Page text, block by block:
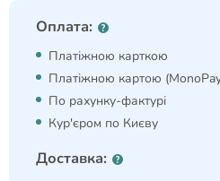
Оплата:
Платіжною карткою
Платіжною картою
По рахунку-фактурі
Кур'єром по Києву
Доставка: